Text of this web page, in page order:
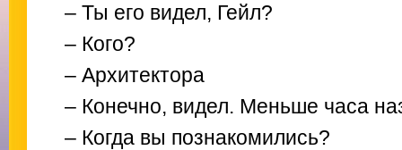
– Ты его видел, Гейл?
– Кого?
– Архитектора
– Конечно, видел. Меньше часа
– Когда вы познакомились?